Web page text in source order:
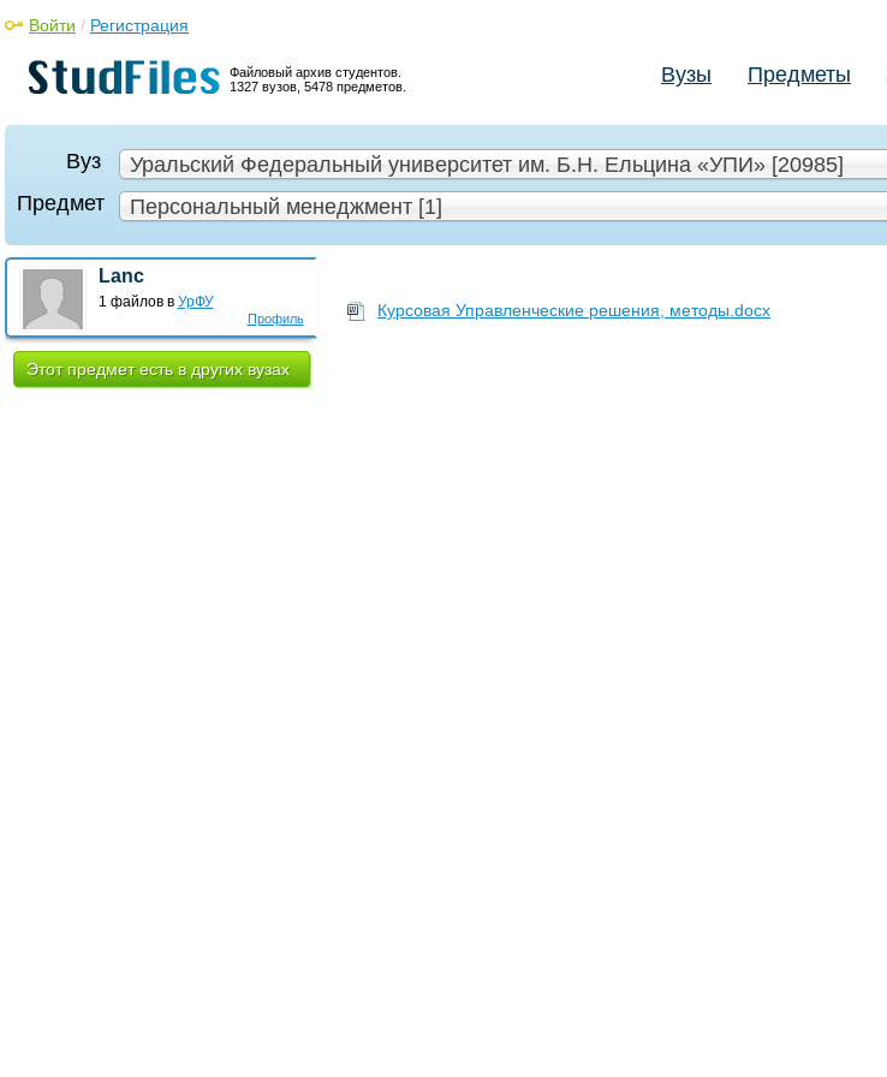
Файловый архив студентов.
1327 вузов, 5478 предметов.
Войти / Регистрация
Вузы Предметы
Вуз
Уральский Федеральный университет им. Б.Н. Ельцина «УПИ» [20985]
Предмет
Персональный менеджмент [1]
Профиль
Lanc
1 файлов в УрФУ
Этот предмет есть в других вузах
Курсовая Управленческие решения, методы.docx